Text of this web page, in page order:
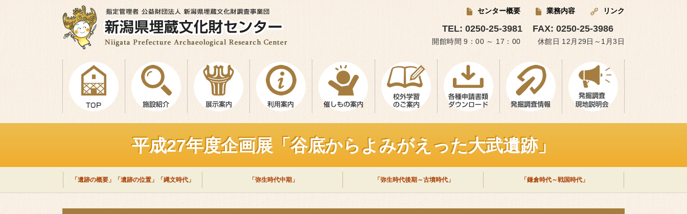
センター概要 業務内容 リンク
TEL: 0250-25-3981 FAX: 0250-25-3986
開館時間 9：00 ～ 17：00 休館日 12月29日～1月3日
平成27年度企画展「谷底からよみがえった大武遺跡」
「遺跡の概要」「遺跡の位置」「縄文時代」 「弥生時代中期」 「弥生時代後期～古墳時代」 「鎌倉時代～戦国時代」